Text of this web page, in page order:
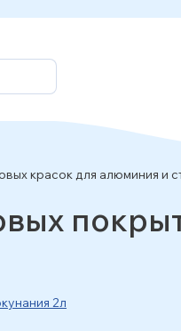
красок для алюминия и